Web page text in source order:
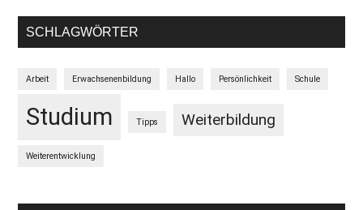
SCHLAGWÖRTER
Arbeit Erwachsenenbildung Hallo Persönlichkeit Schule
Studium Tipps Weiterbildung
Weiterentwicklung